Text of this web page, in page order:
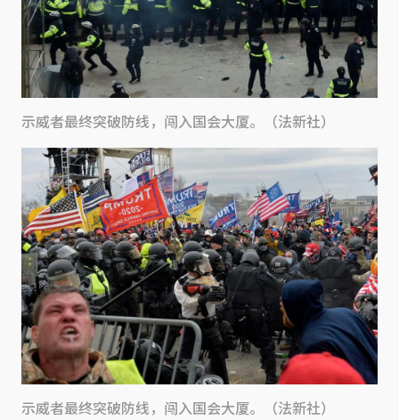
示威者最终突破防线，闯入国会大厦。（法新社）
示威者最终突破防线，闯入国会大厦。（法新社）